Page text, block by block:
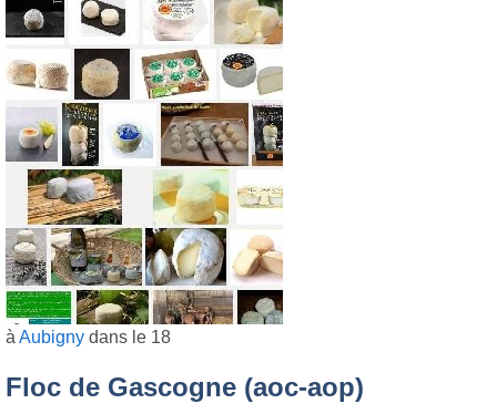
à Aubigny dans le 18
Floc de Gascogne (aoc-aop)